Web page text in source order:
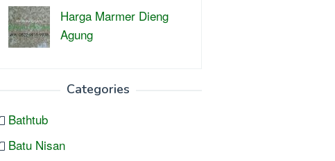
Harga Marmer Dieng
Agung
Categories
Bathtub
Batu Nisan